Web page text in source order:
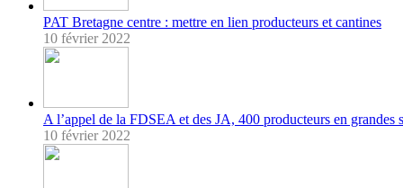
PAT Bretagne centre : mettre en lien producteurs et cantines
10 février 2022
A l’appel de la FDSEA et des JA, 400 producteurs en grandes
10 février 2022